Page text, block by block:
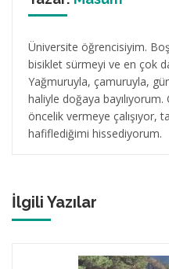
Üniversite öğrencisiyim.
bisiklet sürmeyi ve en çok
Yağmuruyla, çamuruyla,
haliyle doğaya
öncelik vermeye çalışıyor,
hafiflediğimi hissediyorum.
İlgili Yazılar